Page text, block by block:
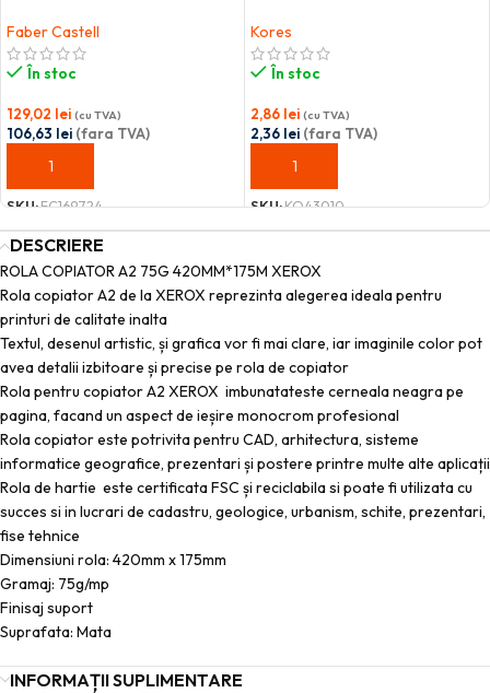
Faber Castell
În stoc
129,02 lei (cu TVA)
106,63 lei (fara TVA)
ADAUGĂ ÎN COȘ
SKU:FC169724
Kores
În stoc
2,86 lei (cu TVA)
2,36 lei (fara TVA)
ADAUGĂ ÎN COȘ
SKU:KO43010
DESCRIERE
ROLA COPIATOR A2 75G 420MM*175M XEROX
Rola copiator A2 de la XEROX reprezinta alegerea ideala pentru
printuri de calitate inalta
Textul, desenul artistic, și grafica vor fi mai clare, iar imaginile color pot
avea detalii izbitoare și precise pe rola de copiator
Rola pentru copiator A2 XEROX imbunatateste cerneala neagra pe
pagina, facand un aspect de ieșire monocrom profesional
Rola copiator este potrivita pentru CAD, arhitectura, sisteme
informatice geografice, prezentari și postere printre multe alte aplicații
Rola de hartie este certificata FSC și reciclabila si poate fi utilizata cu
succes si in lucrari de cadastru, geologice, urbanism, schite, prezentari,
fise tehnice
Dimensiuni rola: 420mm x 175mm
Gramaj: 75g/mp
Finisaj suport
Suprafata: Mata
INFORMAȚII SUPLIMENTARE